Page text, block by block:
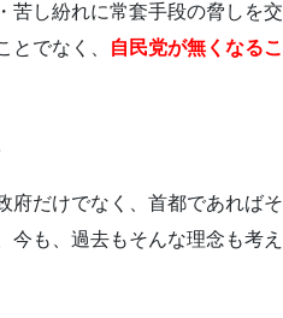
苦し紛れに常套手段の脅しを交
でなく、
自民党が無くなるこ
府だけでなく、首都であればそ
も、過去もそんな理念も考え